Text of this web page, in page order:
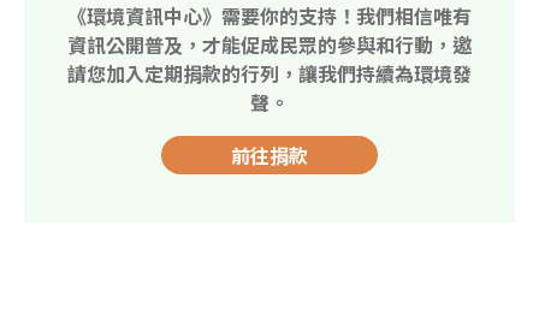
《環境資訊中心》需要你的支持！我們相信唯有
資訊公開普及，才能促成民眾的參與和行動，邀
請您加入定期捐款的行列，讓我們持續為環境發
聲。
前往捐款